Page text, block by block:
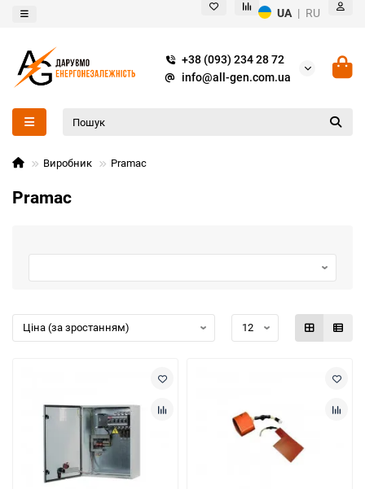
UA | RU
+38 (093) 234 28 72
info@all-gen.com.ua
Виробник Pramac
Pramac